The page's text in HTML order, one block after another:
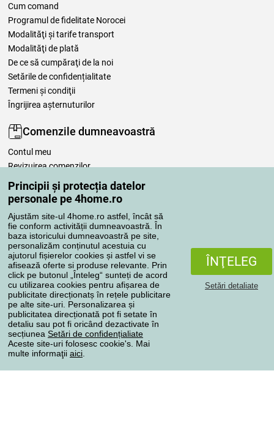
Principii și protecția datelor
personale pe 4home.ro
Ajustăm site-ul 4home.ro astfel, încât să
fie conform activității dumneavoastră. În
baza istoricului dumneavoastră pe site,
personalizăm conținutul acestuia cu
ajutorul fișierelor cookies și astfel vi se
afisează oferte si produse relevante. Prin
click pe butonul „Înteleg“ sunteți de acord
cu utilizarea cookies pentru afișarea de
publicitate direcționatș în rețele publicitare
pe alte site-uri. Personalizarea și
publicitatea direcționată pot fi setate în
detaliu sau pot fi oricând dezactivate în
secțiunea Setări de confidențialiate
Aceste site-uri folosesc cookie's. Mai
multe informaţii aici
ÎNŢELEG
Setări detaliate
Cum comand
Programul de fidelitate Norocei
Modalităţi şi tarife transport
Modalităţi de plată
De ce să cumpăraţi de la noi
Setările de confidențialitate
Termeni şi condiţii
Îngrijirea așternuturilor
Comenzile dumneavoastră
Contul meu
Revizuirea comenzilor
Reclamaţii
Retragere de la contract
Regulile de procesare a recenziilor
Metode de transport
Metode de plată
Magazin de încredere